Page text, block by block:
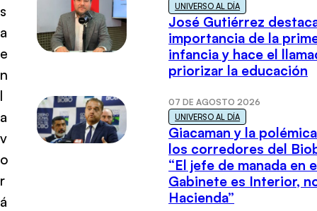
s
a
e
n
l
a
v
o
r
á
UNIVERSO AL DÍA
José Gutiérrez
importancia de la
infancia y hace el
priorizar la educación
07 DE AGOSTO 2026
UNIVERSO AL DÍA
Giacaman y la
los corredores del
“El jefe de manada en
Gabinete es Interior,
Hacienda”